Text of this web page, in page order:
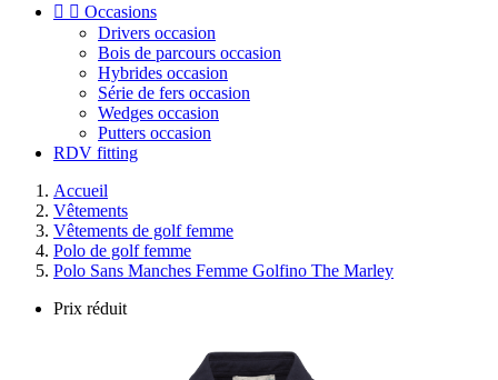
  Occasions
Drivers occasion
Bois de parcours occasion
Hybrides occasion
Série de fers occasion
Wedges occasion
Putters occasion
RDV fitting
Accueil
Vêtements
Vêtements de golf femme
Polo de golf femme
Polo Sans Manches Femme Golfino The Marley
Prix réduit